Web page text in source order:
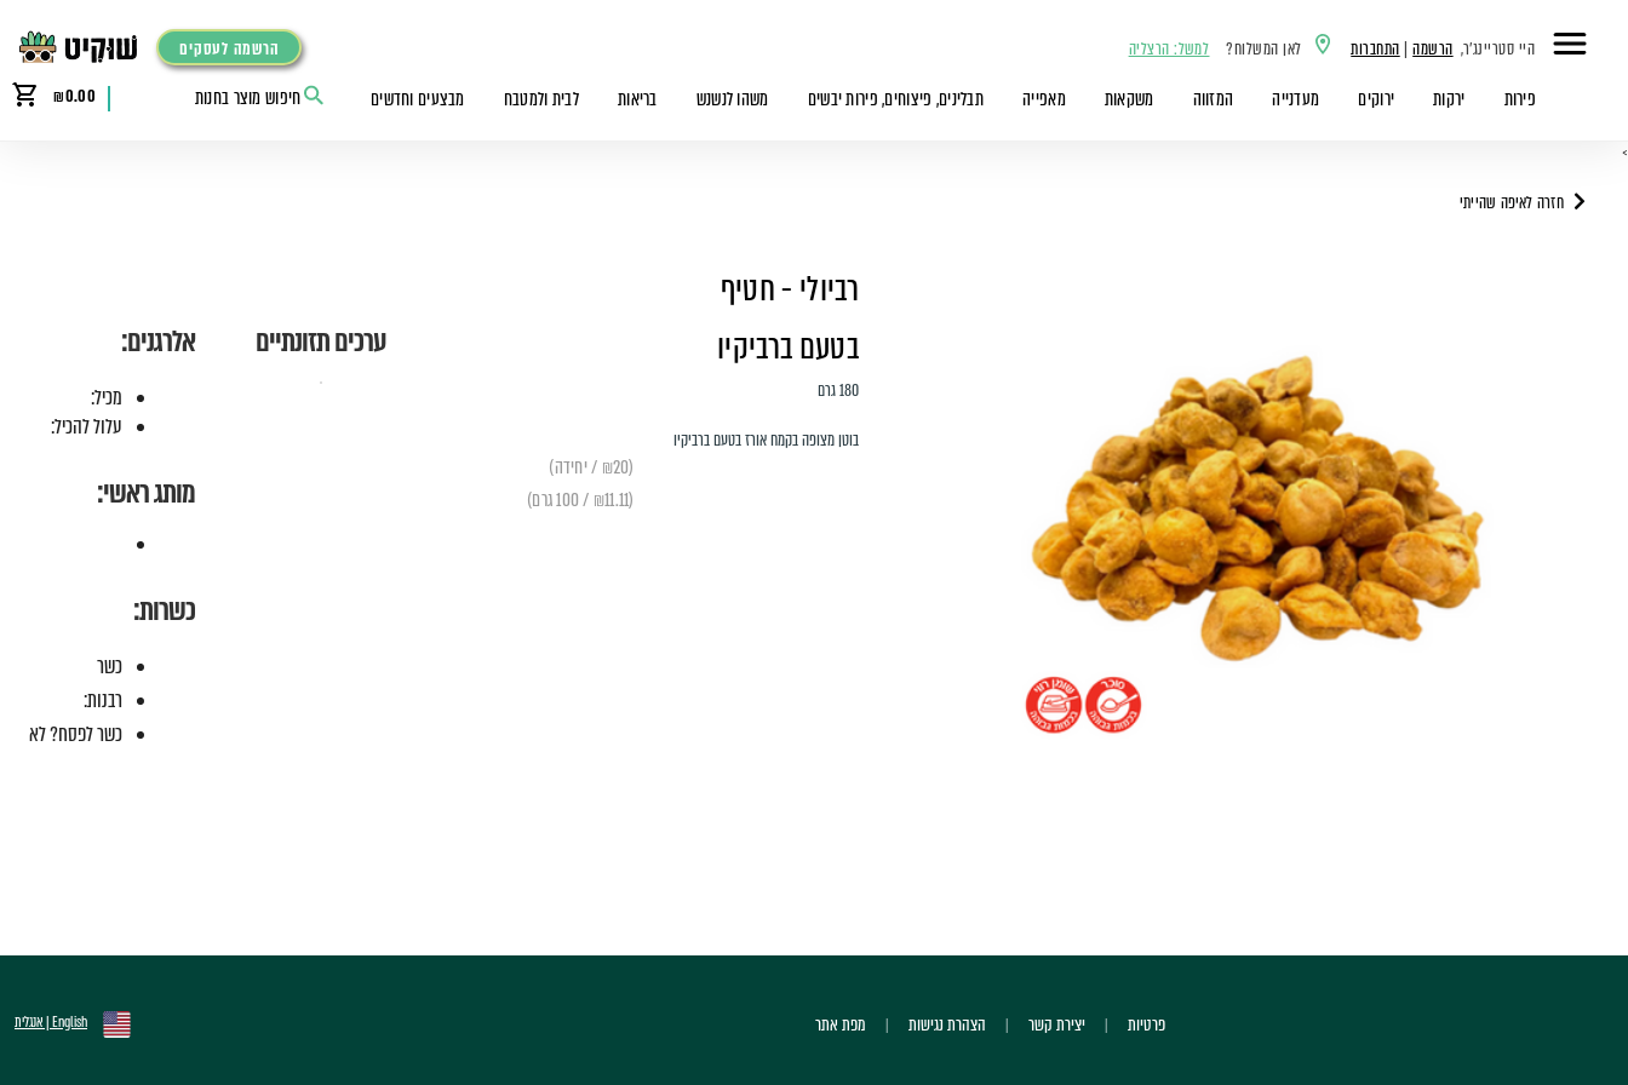
היי סטריינג'ר, הרשמה| התחברות לאן המשלוח? למשל: הרצליה הרשמה לעסקים
פירות ירקות ירוקים מעדנייה המזווה משקאות מאפייה תבלינים, פיצוחים, פירות יבשים משהו לנשנש בריאות לבית ולמטבח מבצעים וחדשים ₪0.00
>
חזרה לאיפה שהייתי
רביולי - חטיף
בטעם ברביקיו
180 גרם
בוטן מצופה בקמח אורז בטעם ברביקיו
(₪20 / יחידה)
(₪11.11 / 100 גרם)
ערכים תזונתיים אלרגנים:
מכיל:
עלול להכיל:
מותג ראשי:
כשרות:
כשר
רבנות:
כשר לפסח? לא
פרטיות יצירת קשר הצהרת נגישות מפת אתר English | אנגלית